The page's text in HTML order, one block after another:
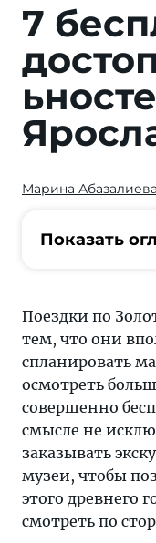
7
Необязательно
экскурсию
познакомиться
этого
древнего
города.
Марина Абазалиева
Показать
Поездки по
тем, что они
спланировать
осмотреть
совершенно
смысле не
заказывать
музеи, чтобы
этого древнего
смотреть по